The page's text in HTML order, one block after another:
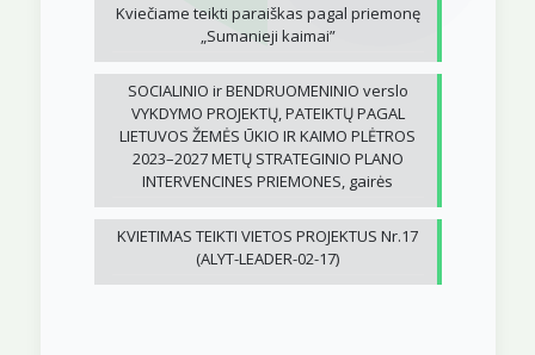
Kviečiame teikti paraiškas pagal priemonę
„Sumanieji kaimai”
SOCIALINIO ir BENDRUOMENINIO verslo
VYKDYMO PROJEKTŲ, PATEIKTŲ PAGAL
LIETUVOS ŽEMĖS ŪKIO IR KAIMO PLĖTROS
2023–2027 METŲ STRATEGINIO PLANO
INTERVENCINES PRIEMONES, gairės
KVIETIMAS TEIKTI VIETOS PROJEKTUS Nr.17
(ALYT-LEADER-02-17)